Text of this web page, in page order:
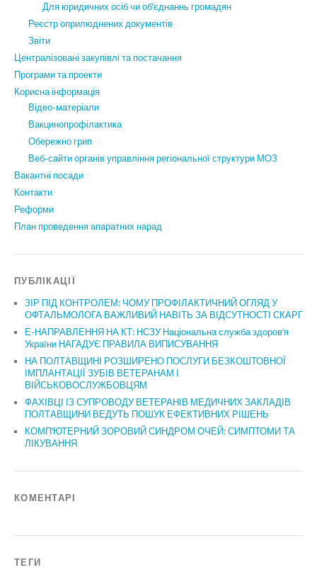
Для юридичних осіб чи об’єднаннь громадян
Реєстр оприлюднених документів
Звіти
Централізовані закупівлі та постачання
Програми та проекти
Корисна інформація
Відео-матеріали
Вакцинопрофілактика
Обережно грип
Веб-сайти органів управління регіональної структури МОЗ
Вакантні посади
Контакти
Реформи
План проведення апаратних нарад
ПУБЛІКАЦІЇ
ЗІР ПІД КОНТРОЛЕМ: ЧОМУ ПРОФІЛАКТИЧНИЙ ОГЛЯД У
ОФТАЛЬМОЛОГА ВАЖЛИВИЙ НАВІТЬ ЗА ВІДСУТНОСТІ СКАРГ
Е-НАПРАВЛЕННЯ НА КТ: НСЗУ Національна служба здоров’я
України НАГАДУЄ ПРАВИЛА ВИПИСУВАННЯ
НА ПОЛТАВЩИНІ РОЗШИРЕНО ПОСЛУГИ БЕЗКОШТОВНОЇ
ІМПЛАНТАЦІЇ ЗУБІВ ВЕТЕРАНАМ І
ВІЙСЬКОВОСЛУЖБОВЦЯМ
ФАХІВЦІ ІЗ СУПРОВОДУ ВЕТЕРАНІВ МЕДИЧНИХ ЗАКЛАДІВ
ПОЛТАВЩИНИ ВЕДУТЬ ПОШУК ЕФЕКТИВНИХ РІШЕНЬ
КОМП’ЮТЕРНИЙ ЗОРОВИЙ СИНДРОМ ОЧЕЙ: СИМПТОМИ ТА
ЛІКУВАННЯ
КОМЕНТАРІ
ТЕГИ